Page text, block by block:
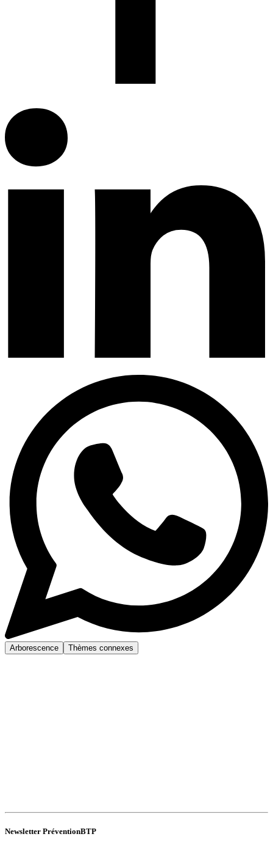
Arborescence Thèmes connexes
Newsletter PréventionBTP